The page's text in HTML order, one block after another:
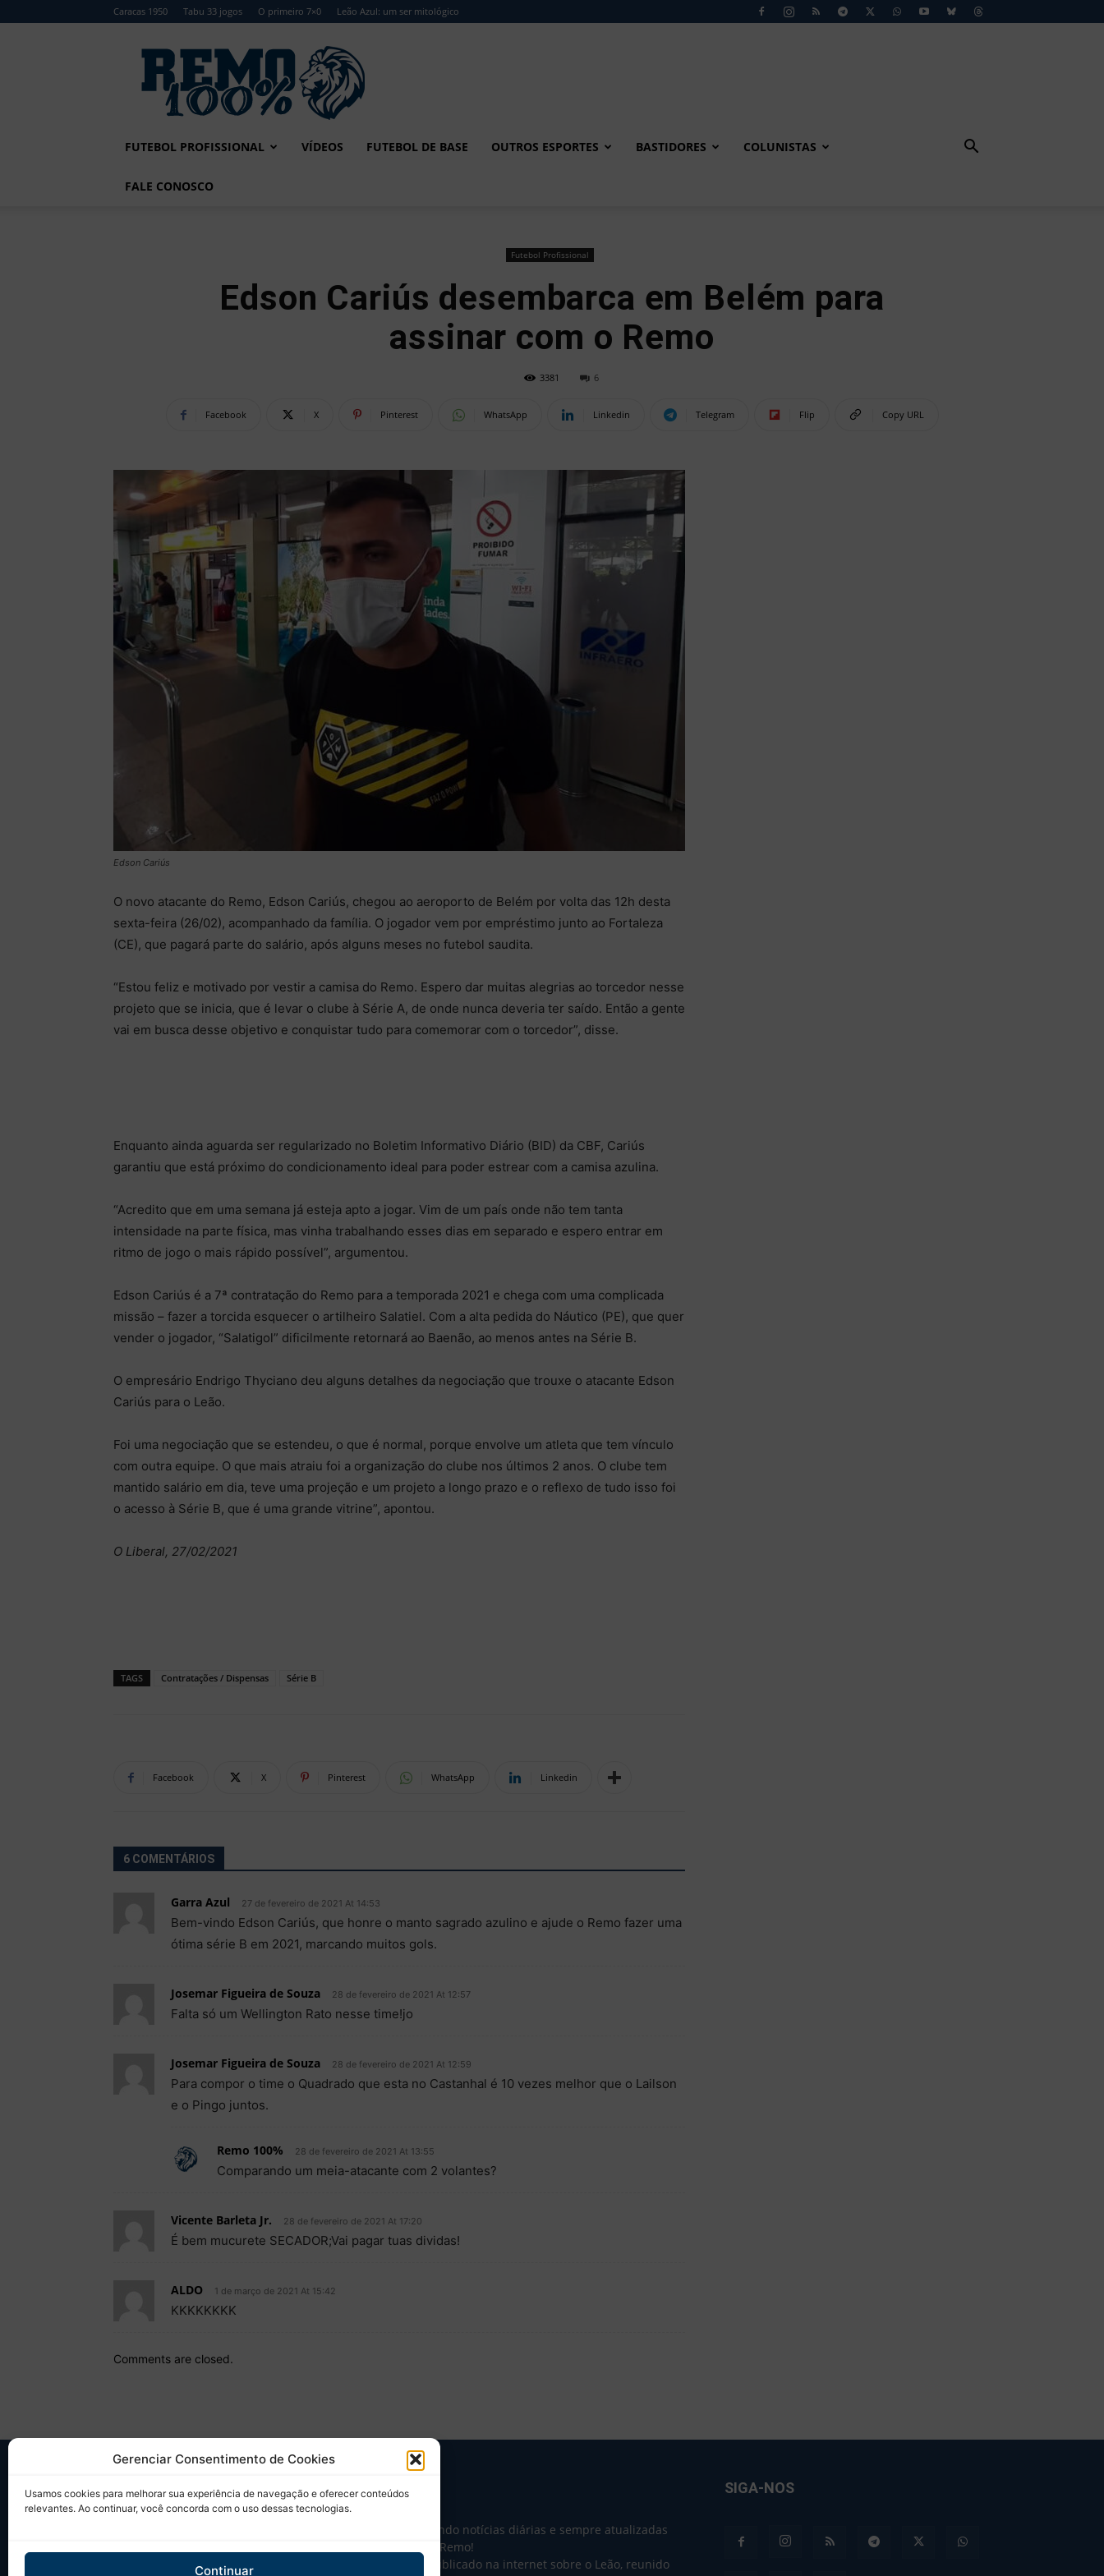
Gerenciar Consentimento de Cookies
Usamos cookies para melhorar sua experiência de navegação e oferecer conteúdos
relevantes. Ao continuar, você concorda com o uso dessas tecnologias.
Continuar
Caracas 1950 Tabu 33 jogos O primeiro 7×0 Leão Azul: um ser mitológico
Remo
FUTEBOL PROFISSIONAL VÍDEOS FUTEBOL DE BASE OUTROS ESPORTES BASTIDORES COLUNISTAS
FALE CONOSCO
Futebol Profissional
Edson Cariús desembarca em Belém para
assinar com o Remo
3381 6
Facebook X Pinterest WhatsApp Linkedin Telegram Flip Copy URL
Edson Cariús
O novo atacante do Remo, Edson Cariús, chegou ao aeroporto de Belém por volta das 12h desta
sexta-feira (26/02), acompanhado da família. O jogador vem por empréstimo junto ao Fortaleza
(CE), que pagará parte do salário, após alguns meses no futebol saudita.
“Estou feliz e motivado por vestir a camisa do Remo. Espero dar muitas alegrias ao torcedor nesse
projeto que se inicia, que é levar o clube à Série A, de onde nunca deveria ter saído. Então a gente
vai em busca desse objetivo e conquistar tudo para comemorar com o torcedor”, disse.
Enquanto ainda aguarda ser regularizado no Boletim Informativo Diário (BID) da CBF, Cariús
garantiu que está próximo do condicionamento ideal para poder estrear com a camisa azulina.
“Acredito que em uma semana já esteja apto a jogar. Vim de um país onde não tem tanta
intensidade na parte física, mas vinha trabalhando esses dias em separado e espero entrar em
ritmo de jogo o mais rápido possível”, argumentou.
Edson Cariús é a 7ª contratação do Remo para a temporada 2021 e chega com uma complicada
missão – fazer a torcida esquecer o artilheiro Salatiel. Com a alta pedida do Náutico (PE), que quer
vender o jogador, “Salatigol” dificilmente retornará ao Baenão, ao menos antes na Série B.
O empresário Endrigo Thyciano deu alguns detalhes da negociação que trouxe o atacante Edson
Cariús para o Leão.
Foi uma negociação que se estendeu, o que é normal, porque envolve um atleta que tem vínculo
com outra equipe. O que mais atraiu foi a organização do clube nos últimos 2 anos. O clube tem
mantido salário em dia, teve uma projeção e um projeto a longo prazo e o reflexo de tudo isso foi
o acesso à Série B, que é uma grande vitrine”, apontou.
O Liberal, 27/02/2021
TAGS Contratações / Dispensas Série B
Facebook X Pinterest WhatsApp Linkedin
6 COMENTÁRIOS
Garra Azul 27 de fevereiro de 2021 At 14:53
Bem-vindo Edson Cariús, que honre o manto sagrado azulino e ajude o Remo fazer uma
ótima série B em 2021, marcando muitos gols.
Josemar Figueira de Souza 28 de fevereiro de 2021 At 12:57
Falta só um Wellington Rato nesse time!jo
Josemar Figueira de Souza 28 de fevereiro de 2021 At 12:59
Para compor o time o Quadrado que esta no Castanhal é 10 vezes melhor que o Lailson
e o Pingo juntos.
Remo 100% 28 de fevereiro de 2021 At 13:55
Comparando um meia-atacante com 2 volantes?
Vicente Barleta Jr. 28 de fevereiro de 2021 At 17:20
É bem mucurete SECADOR;Vai pagar tuas dividas!
ALDO 1 de março de 2021 At 15:42
KKKKKKKK
Comments are closed.
SOBRE NÓS
Desde 2004 trazendo notícias diárias e sempre atualizadas
sobre o Clube do Remo!
Tudo o que sai publicado na internet sobre o Leão, reunido
SIGA-NOS